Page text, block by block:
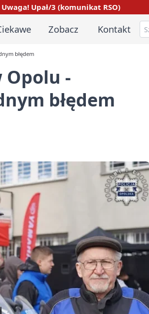
Uwaga! Upał/3 (komunikat RSO)
Zobacz Kontakt
błędem
Opolu -
błędem